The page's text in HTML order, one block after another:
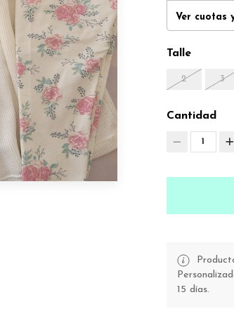
Ver cuotas
Talle
2 3
Cantidad
1
15 días.